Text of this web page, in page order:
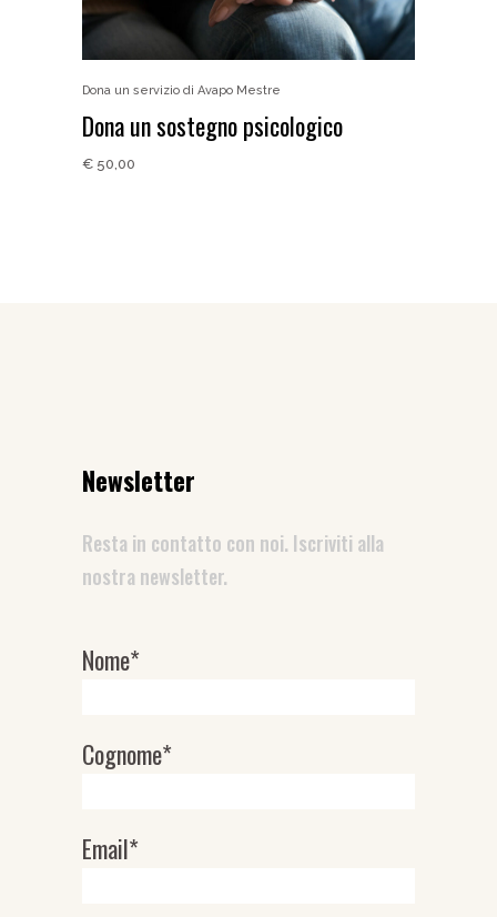
Dona un servizio di Avapo Mestre
Dona un sostegno psicologico
€ 50,00
Newsletter
Resta in contatto con noi. Iscriviti alla
nostra newsletter.
Newsletter
Nome*
Cognome*
Email*